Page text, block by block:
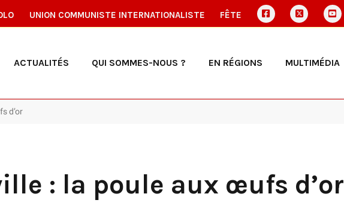
UNION COMMUNISTE INTERNATIONALISTE FÊTE
ACTUALITÉS QUI SOMMES-NOUS ? EN RÉGIONS MULTIMÉDIA
d’or
: la poule aux œufs d’or